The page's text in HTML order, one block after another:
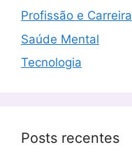
Profissão e Carreira
Saúde Mental
Tecnologia
Posts recentes